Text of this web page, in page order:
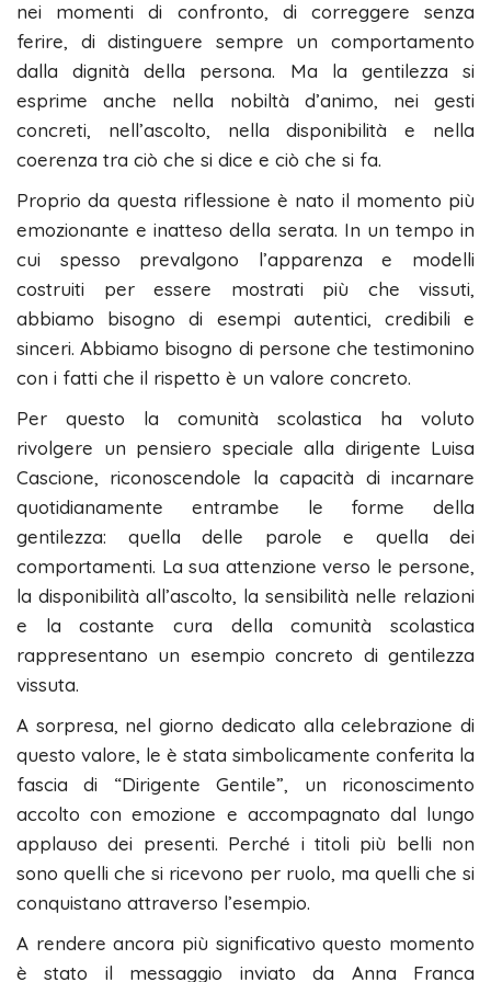
nei momenti di confronto, di correggere senza
ferire, di distinguere sempre un comportamento
dalla dignità della persona. Ma la gentilezza si
esprime anche nella nobiltà d’animo, nei gesti
concreti, nell’ascolto, nella disponibilità e nella
coerenza tra ciò che si dice e ciò che si fa.
Proprio da questa riflessione è nato il momento più
emozionante e inatteso della serata. In un tempo in
cui spesso prevalgono l’apparenza e modelli
costruiti per essere mostrati più che vissuti,
abbiamo bisogno di esempi autentici, credibili e
sinceri. Abbiamo bisogno di persone che testimonino
con i fatti che il rispetto è un valore concreto.
Per questo la comunità scolastica ha voluto
rivolgere un pensiero speciale alla dirigente Luisa
Cascione, riconoscendole la capacità di incarnare
quotidianamente entrambe le forme della
gentilezza: quella delle parole e quella dei
comportamenti. La sua attenzione verso le persone,
la disponibilità all’ascolto, la sensibilità nelle relazioni
e la costante cura della comunità scolastica
rappresentano un esempio concreto di gentilezza
vissuta.
A sorpresa, nel giorno dedicato alla celebrazione di
questo valore, le è stata simbolicamente conferita la
fascia di “Dirigente Gentile”, un riconoscimento
accolto con emozione e accompagnato dal lungo
applauso dei presenti. Perché i titoli più belli non
sono quelli che si ricevono per ruolo, ma quelli che si
conquistano attraverso l’esempio.
A rendere ancora più significativo questo momento
è stato il messaggio inviato da Anna Franca